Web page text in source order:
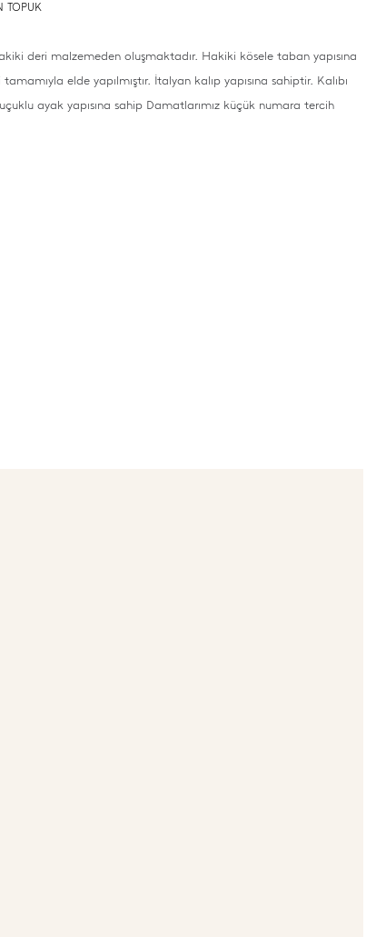
TOPUK
hakiki deri malzemeden oluşmaktadır. Hakiki kösele taban yapısına
elde yapılmıştır. İtalyan kalıp yapısına sahiptir. Kalıbı
ayak yapısına sahip Damatlarımız küçük numara tercih